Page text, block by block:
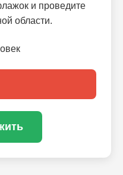
и проведите
области.